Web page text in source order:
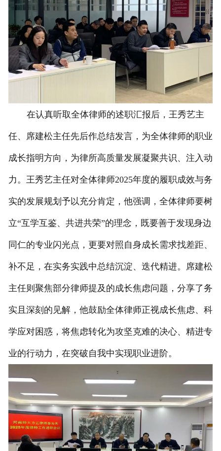
在认真听取全体律师的述职汇报后，王秀艺主
任、席建松主任先后作总结发言，为全体律师的职业
成长指明方向，为律所高质量发展凝聚共识、注入动
力。王秀艺主任对全体律师2025年度的履职成效与务
实的发展规划予以充分肯定，他强调，全体律师要树
立“互学互鉴、共进共荣”的理念，既要善于发现身边
同仁的专业闪光点，更要对照自身成长需求找差距、
补不足，在实务实践中总结沉淀、迭代精进。席建松
主任则聚焦部分律师提及的成长焦虑问题，分享了务
实且深刻的见解，他鼓励全体律师正视成长焦虑、科
学应对困惑，将焦虑转化为攻坚克难的决心、精进专
业的行动力，在突破自我中实现职业进阶。